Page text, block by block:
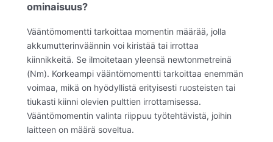
ominaisuus?
Vääntömomentti tarkoittaa momentin määrää, jolla
akkumutterinväännin voi kiristää tai irrottaa
kiinnikkeitä. Se ilmoitetaan yleensä newtonmetreinä
(Nm). Korkeampi vääntömomentti tarkoittaa enemmän
voimaa, mikä on hyödyllistä erityisesti ruosteisten tai
tiukasti kiinni olevien pulttien irrottamisessa.
Vääntömomentin valinta riippuu työtehtävistä, joihin
laitteen on määrä soveltua.